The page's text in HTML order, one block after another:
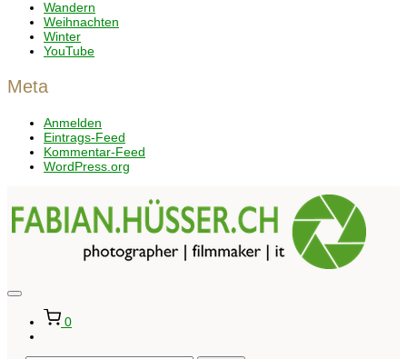
Wandern
Weihnachten
Winter
YouTube
Meta
Anmelden
Eintrags-Feed
Kommentar-Feed
WordPress.org
Seitenleiste
Navigation
umschalten
0